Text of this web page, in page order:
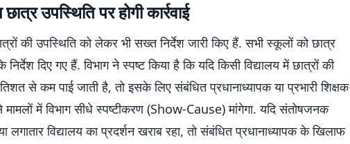
उपस्थिति पर होगी कार्रवाई
की उपस्थिति को लेकर भी सख्त निर्देश जारी किए हैं. सभी स्कूलों को छात्र
दिए गए हैं. विभाग ने स्पष्ट किया है कि यदि किसी विद्यालय में छात्रों की
से कम पाई जाती है, तो इसके लिए संबंधित प्रधानाध्यापक या प्रभारी शिक्षक
मामलों में विभाग सीधे स्पष्टीकरण (Show-Cause) मांगेगा. यदि संतोषजनक
लगातार विद्यालय का प्रदर्शन खराब रहा, तो संबंधित प्रधानाध्यापक के खिलाफ